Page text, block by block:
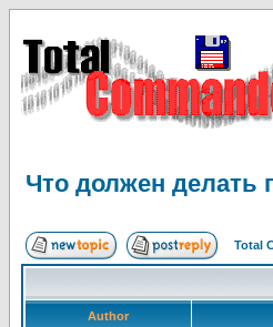
Что должен делать
Total
Author